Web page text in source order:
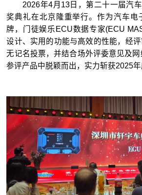
2026年4月13日，第二十一届汽车
奖典礼在北京隆重举行。作为汽车电
牌，门徒娱乐ECU数据专家(ECU
设计、实用的功能与高效的性能，经评
无记名投票，并结合场外评委意见及
参评产品中脱颖而出，实力斩获2025年